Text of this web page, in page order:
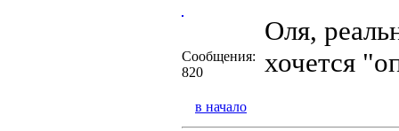
Сообщения:
820
Оля,
хочется
в начало